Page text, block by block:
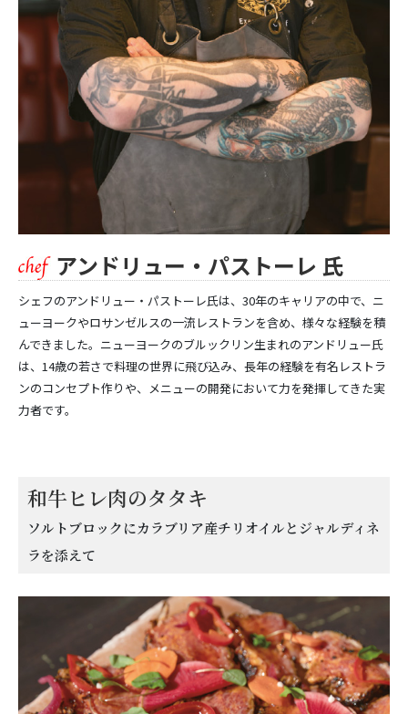
アンドリュー・パストーレ 氏
シェフのアンドリュー・パストーレ氏は、30年のキャリアの中で、ニ
ューヨークやロサンゼルスの一流レストランを含め、様々な経験を積
んできました。ニューヨークのブルックリン生まれのアンドリュー氏
は、14歳の若さで料理の世界に飛び込み、長年の経験を有名レストラ
ンのコンセプト作りや、メニューの開発において力を発揮してきた実
力者です。
和牛ヒレ肉のタタキ
ソルトブロックにカラブリア産チリオイルとジャルディネ
ラを添えて